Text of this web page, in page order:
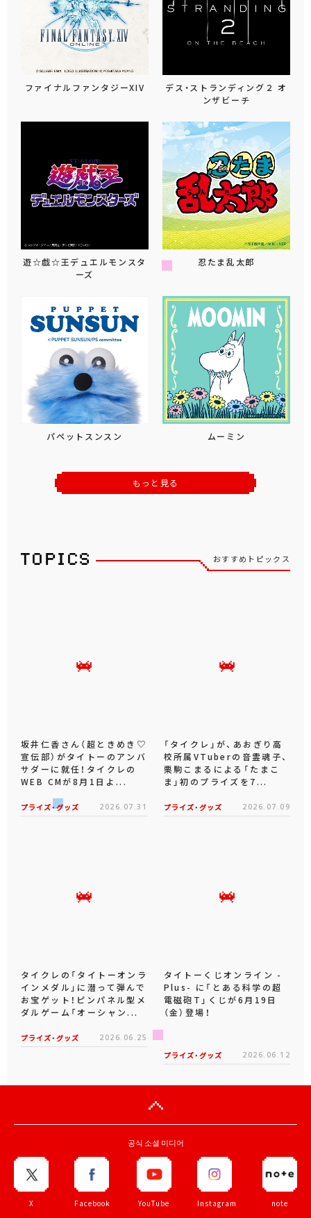
ファイナルファンタジーXIV
デス・ストランディング２ オ
ンザビーチ
遊☆戯☆王デュエルモンスタ
ーズ
忍たま乱太郎
パペットスンスン ムーミン
もっと見る
おすすめトピックス
坂井仁香さん（超ときめき♡
宣伝部）がタイトーのアンバ
サダーに就任！タイクレの
WEB CMが8月1日よ...
プライズ・グッズ 2026.07.31
「タイクレ」が、あおぎり高
校所属VTuberの音霊魂子、
栗駒こまるによる「たまこ
ま」初のプライズを7...
プライズ・グッズ 2026.07.09
タイクレの「タイトーオンラ
インメダル」に潜って弾んで
お宝ゲット！ピンパネル型メ
ダルゲーム「オーシャン...
プライズ・グッズ 2026.06.25
タイトーくじオンライン -
Plus- に「とある科学の超
電磁砲T」くじが6月19日
（金）登場！
プライズ・グッズ 2026.06.12
공식 소셜 미디어
X Facebook YouTube Instagram note